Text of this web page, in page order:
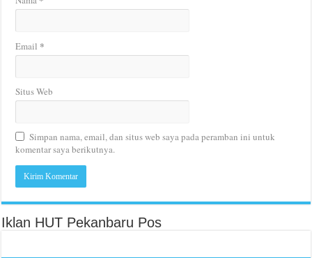
Email *
Situs Web
Simpan nama, email, dan situs web saya pada peramban ini untuk
komentar saya berikutnya.
Iklan HUT Pekanbaru Pos